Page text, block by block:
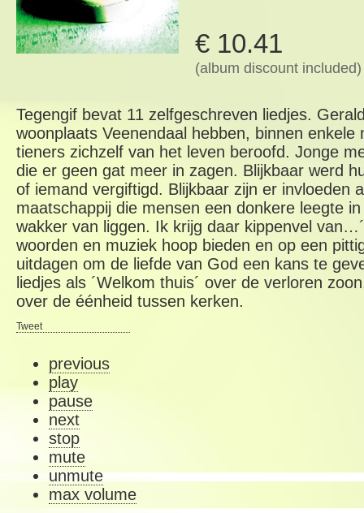
€ 10.41
(album discount included)
Tegengif bevat 11 zelfgeschreven liedjes.
woonplaats Veenendaal hebben, binnen enkele
tieners zichzelf van het leven beroofd. Jonge
die er geen gat meer in zagen. Blijkbaar werd
of iemand vergiftigd. Blijkbaar zijn er invloeden
maatschappij die mensen een donkere leegte
wakker van liggen. Ik krijg daar kippenvel
woorden en muziek hoop bieden en op een
uitdagen om de liefde van God een kans te
liedjes als ´Welkom thuis´ over de verloren
over de éénheid tussen kerken.
Tweet
previous
play
pause
next
stop
mute
unmute
max volume